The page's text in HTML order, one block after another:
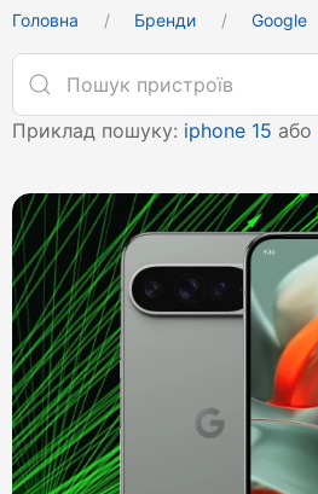
Головна Бренди Google
Приклад пошуку: iphone 15 або